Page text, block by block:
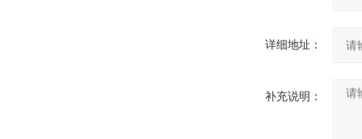
详细地址：
补充说明：